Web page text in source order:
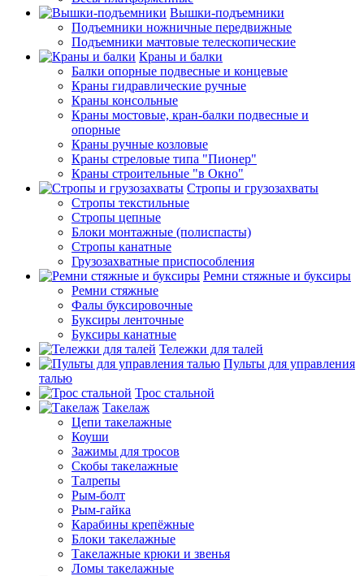
Вышки-подъемники
Подъемники ножничные передвижные
Подъемники мачтовые телескопические
Краны и балки
Балки опорные подвесные и концевые
Краны гидравлические ручные
Краны консольные
Краны мостовые, кран-балки подвесные и
опорные
Краны ручные козловые
Краны стреловые типа "Пионер"
Краны строительные "в Окно"
Стропы и грузозахваты
Стропы текстильные
Стропы цепные
Блоки монтажные (полиспасты)
Стропы канатные
Грузозахватные приспособления
Ремни стяжные и буксиры
Ремни стяжные
Фалы буксировочные
Буксиры ленточные
Буксиры канатные
Тележки для талей
Пульты для управления
талью
Трос стальной
Такелаж
Цепи такелажные
Коуши
Зажимы для тросов
Скобы такелажные
Талрепы
Рым-болт
Рым-гайка
Карабины крепёжные
Блоки такелажные
Такелажные крюки и звенья
Ломы такелажные